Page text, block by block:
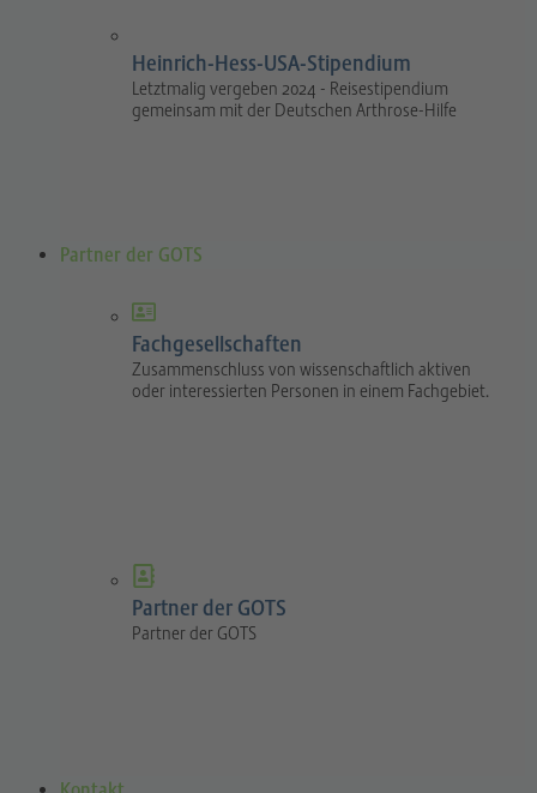
Heinrich-Hess-USA-Stipendium
Letztmalig vergeben 2024 - Reisestipendium
gemeinsam mit der Deutschen Arthrose-Hilfe
Partner der GOTS
Fachgesellschaften
Zusammenschluss von wissenschaftlich aktiven
oder interessierten Personen in einem Fachgebiet.
Partner der GOTS
Partner der GOTS